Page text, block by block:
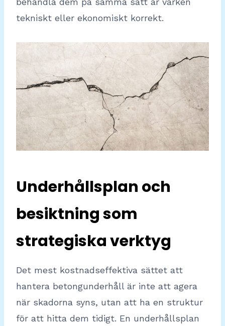
tekniskt eller ekonomiskt korrekt.
Underhållsplan och
besiktning som
strategiska verktyg
Det mest kostnadseffektiva sättet att
hantera betongunderhåll är inte att agera
när skadorna syns, utan att ha en struktur
för att hitta dem tidigt. En underhållsplan